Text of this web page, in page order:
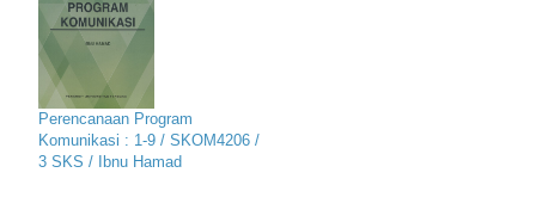
Perencanaan Program
Komunikasi : 1-9 / SKOM4206 /
3 SKS / Ibnu Hamad